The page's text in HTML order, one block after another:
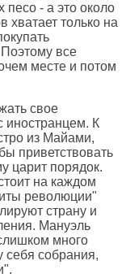
песо - а это около
хватает только на
все
месте и потом
свое
иностранцем. К
из Майами,
приветствовать
царит порядок.
на каждом
революции"
страну и
Мануэль
много
себя собрания,